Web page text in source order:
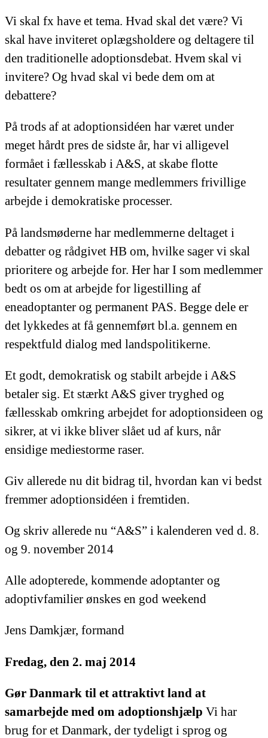
Vi skal fx have et tema. Hvad skal det være? Vi
skal have inviteret oplægsholdere og deltagere til
den traditionelle adoptionsdebat. Hvem skal vi
invitere? Og hvad skal vi bede dem om at
debattere?
På trods af at adoptionsidéen har været under
meget hårdt pres de sidste år, har vi alligevel
formået i fællesskab i A&S, at skabe flotte
resultater gennem mange medlemmers frivillige
arbejde i demokratiske processer.
På landsmøderne har medlemmerne deltaget i
debatter og rådgivet HB om, hvilke sager vi skal
prioritere og arbejde for. Her har I som medlemmer
bedt os om at arbejde for ligestilling af
eneadoptanter og permanent PAS. Begge dele er
det lykkedes at få gennemført bl.a. gennem en
respektfuld dialog med landspolitikerne.
Et godt, demokratisk og stabilt arbejde i A&S
betaler sig. Et stærkt A&S giver tryghed og
fællesskab omkring arbejdet for adoptionsideen og
sikrer, at vi ikke bliver slået ud af kurs, når
ensidige mediestorme raser.
Giv allerede nu dit bidrag til, hvordan kan vi bedst
fremmer adoptionsidéen i fremtiden.
Og skriv allerede nu “A&S” i kalenderen ved d. 8.
og 9. november 2014
Alle adopterede, kommende adoptanter og
adoptivfamilier ønskes en god weekend
Jens Damkjær, formand
Fredag, den 2. maj 2014
Gør Danmark til et attraktivt land at
samarbejde med om adoptionshjælp Vi har
brug for et Danmark, der tydeligt i sprog og